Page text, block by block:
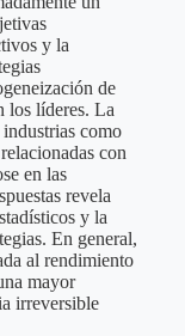
y la
de
los líderes. La
como
con
en las
revela
y la
En general,
al rendimiento
mayor
irreversible